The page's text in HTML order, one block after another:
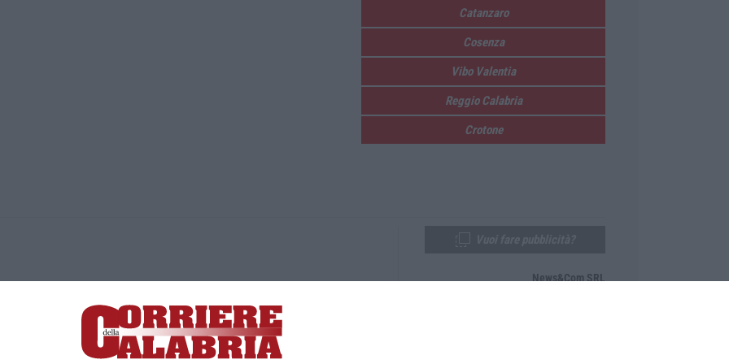
Catanzaro
Cosenza
Vibo Valentia
Reggio Calabria
Crotone
Lamezia Terme (CZ)
responsabile Paola Militano |Privacy
News&Com SRL